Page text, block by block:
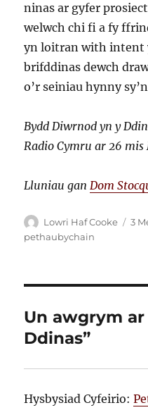
ninas ar gyfer
welwch chi fi a fy
yn loitran with intent
brifddinas dewch
o’r seiniau hynny
Bydd Diwrnod yn y
Radio Cymru ar 26 mis
Lluniau ganDom
Awdur
Lowri Haf Cooke 3
pethaubychain
Un awgrym
Ddinas”
Hysbysiad Cyfeirio: